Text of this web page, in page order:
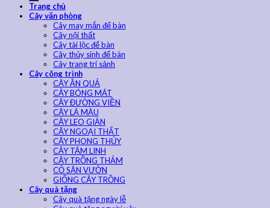
Trang chủ
Cây văn phòng
Cây may mắn để bàn
Cây nội thất
Cây tài lộc để bàn
Cây thủy sinh để bàn
Cây trang trí sảnh
Cây công trình
CÂY ĂN QUẢ
CÂY BÓNG MÁT
CÂY ĐƯỜNG VIỀN
CÂY LÁ MÀU
CÂY LEO GIÀN
CÂY NGOẠI THẤT
CÂY PHONG THỦY
CÂY TÂM LINH
CÂY TRỒNG THẢM
CỎ SÂN VƯỜN
GIỐNG CÂY TRỒNG
Cây quà tặng
Cây quà tặng ngày lễ